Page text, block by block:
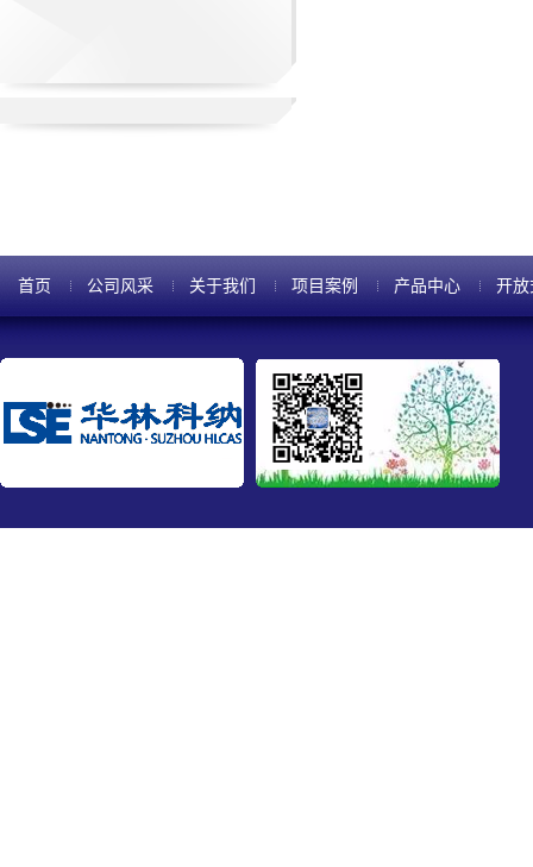
首页 公司风采 关于我们 项目案例 产品中心 开放